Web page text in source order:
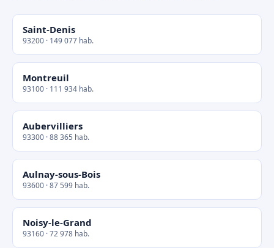
Saint-Denis
93200 · 149 077 hab.
Montreuil
93100 · 111 934 hab.
Aubervilliers
93300 · 88 365 hab.
Aulnay-sous-Bois
93600 · 87 599 hab.
Noisy-le-Grand
93160 · 72 978 hab.